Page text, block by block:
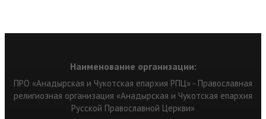
Наименование организации:
ПРО «Анадырская и Чукотская епархия РПЦ» - Православная
религиозная организация «Анадырская и Чукотская епархия
Русской Православной Церкви»